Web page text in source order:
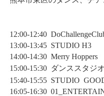
12:00-12:40
13:00-13:45 STUDIO H3
14:00-14:30 Merry Hoppers
15:00-15:30 ダンススタジ
15:40-15:55 STUDIO
16:05-16:30